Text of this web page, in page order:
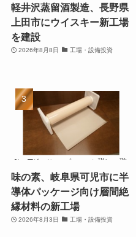
軽井沢蒸留酒製造、長野県
上田市にウイスキー新工場
を建設
2026年8月8日 工場・設備投資
味の素、岐阜県可児市に半
導体パッケージ向け層間絶
縁材料の新工場
2026年8月3日 工場・設備投資